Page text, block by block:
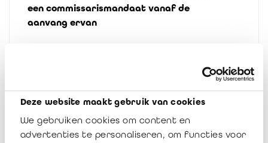
Deze website maakt gebruik van cookies
We gebruiken cookies om content en
advertenties te personaliseren, om functies voor
een commissarismandaat vanaf de
aanvang ervan
18527